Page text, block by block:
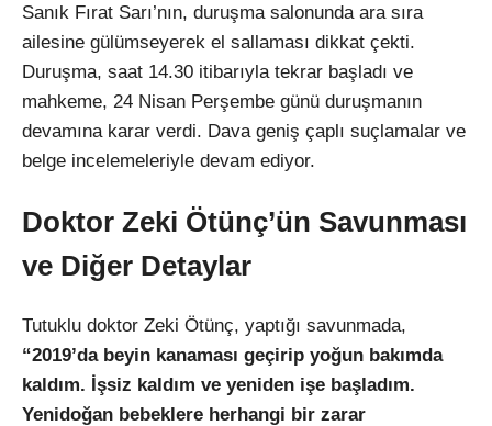
Sanık Fırat Sarı’nın, duruşma salonunda ara sıra
ailesine gülümseyerek el sallaması dikkat çekti.
Duruşma, saat 14.30 itibarıyla tekrar başladı ve
mahkeme, 24 Nisan Perşembe günü duruşmanın
devamına karar verdi. Dava geniş çaplı suçlamalar ve
belge incelemeleriyle devam ediyor.
Doktor Zeki Ötünç’ün Savunması
ve Diğer Detaylar
Tutuklu doktor Zeki Ötünç, yaptığı savunmada,
“2019’da beyin kanaması geçirip yoğun bakımda
kaldım. İşsiz kaldım ve yeniden işe başladım.
Yenidoğan bebeklere herhangi bir zarar